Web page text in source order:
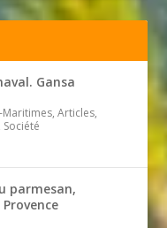
Gansa
Articles,
Société
parmesan,